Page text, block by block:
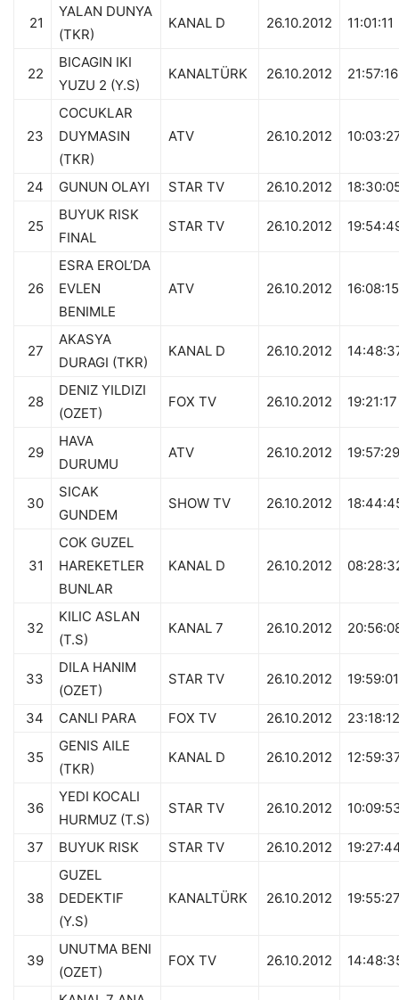
21
YALAN DUNYA
(TKR)
KANAL D 26.10.2012 11:01:11
22
BICAGIN IKI
YUZU 2 (Y.S)
KANALTÜRK 26.10.2012 21:57:16
23
COCUKLAR
DUYMASIN
(TKR)
ATV 26.10.2012
24 GUNUN OLAYI STAR TV 26.10.2012
25
BUYUK RISK
FINAL
STAR TV 26.10.2012
26
ESRA EROL’DA
EVLEN
BENIMLE
ATV 26.10.2012 16:08:15
27
AKASYA
DURAGI (TKR)
KANAL D 26.10.2012
28
DENIZ YILDIZI
(OZET)
FOX TV 26.10.2012 19:21:17
29
HAVA
DURUMU
ATV 26.10.2012 19:57:29
30
SICAK
GUNDEM
SHOW TV 26.10.2012
31
COK GUZEL
HAREKETLER
BUNLAR
KANAL D 26.10.2012
32
KILIC ASLAN
(T.S)
KANAL 7 26.10.2012
33
DILA HANIM
(OZET)
STAR TV 26.10.2012 19:59:01
34 CANLI PARA FOX TV 26.10.2012 23:18:12
35
GENIS AILE
(TKR)
KANAL D 26.10.2012
36
YEDI KOCALI
HURMUZ (T.S)
STAR TV 26.10.2012
37 BUYUK RISK STAR TV 26.10.2012
38
GUZEL
DEDEKTIF
(Y.S)
KANALTÜRK 26.10.2012
39
UNUTMA BENI
(OZET)
FOX TV 26.10.2012